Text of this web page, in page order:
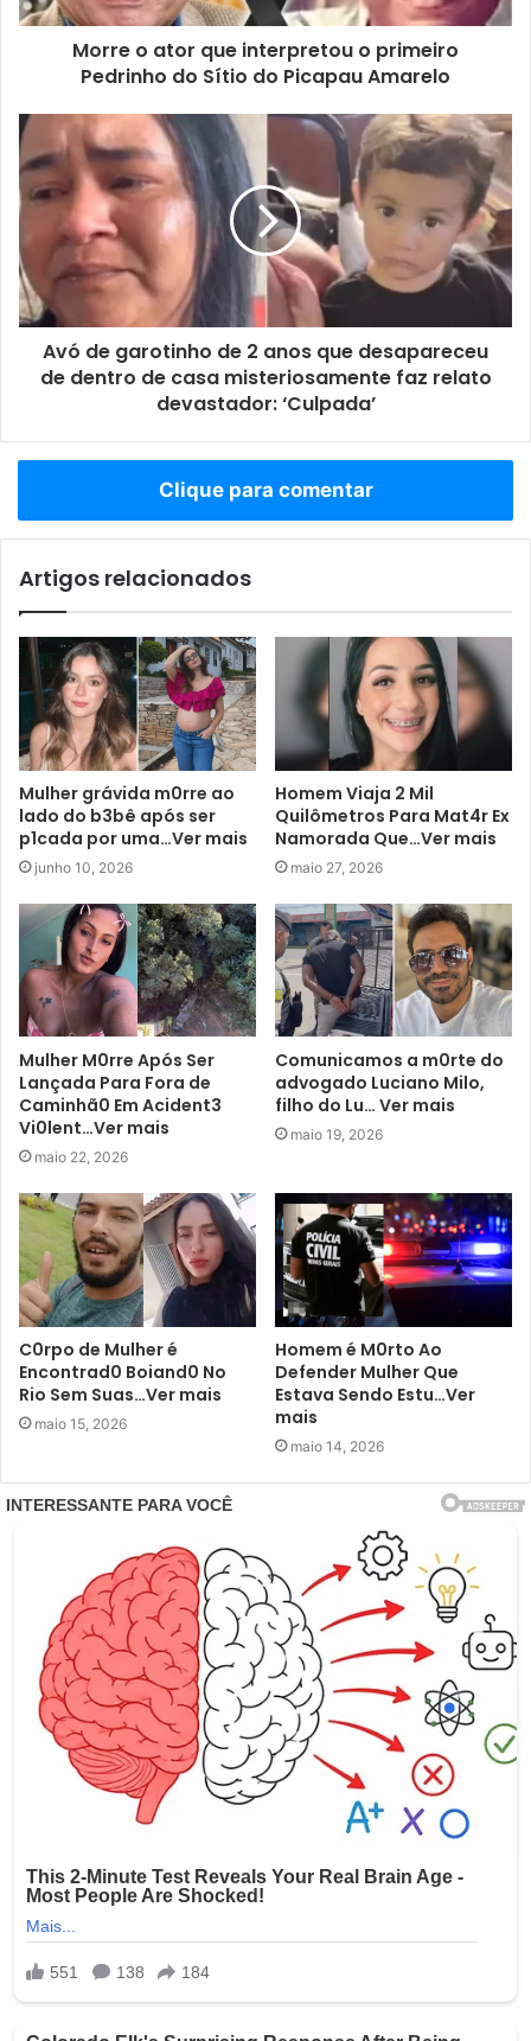
Morre o ator que interpretou o primeiro
Pedrinho do Sítio do Picapau Amarelo
Avó de garotinho de 2 anos que desapareceu
de dentro de casa misteriosamente faz relato
devastador: ‘Culpada’
Clique para comentar
Artigos relacionados
Mulher grávida m0rre ao
lado do b3bê após ser
p1cada por uma…Ver mais
junho 10, 2026
Homem Viaja 2 Mil
Quilômetros Para Mat4r Ex
Namorada Que…Ver mais
maio 27, 2026
Mulher M0rre Após Ser
Lançada Para Fora de
Caminhã0 Em Acident3
Vi0lent…Ver mais
maio 22, 2026
Comunicamos a m0rte do
advogado Luciano Milo,
filho do Lu… Ver mais
maio 19, 2026
C0rpo de Mulher é
Encontrad0 Boiand0 No
Rio Sem Suas…Ver mais
maio 15, 2026
Homem é M0rto Ao
Defender Mulher Que
Estava Sendo Estu…Ver
mais
maio 14, 2026